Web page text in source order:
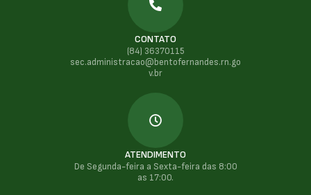
CONTATO
(84) 36370115
sec.administracao@bentofernandes.rn.go
v.br
ATENDIMENTO
De Segunda-feira a Sexta-feira das 8:00
as 17:00.